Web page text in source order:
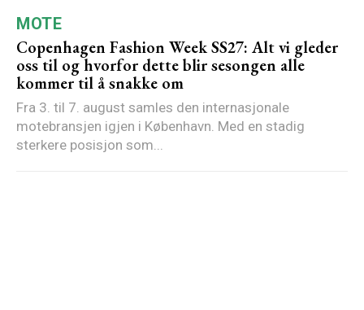
MOTE
Copenhagen Fashion Week SS27: Alt vi gleder
oss til og hvorfor dette blir sesongen alle
kommer til å snakke om
Fra 3. til 7. august samles den internasjonale
motebransjen igjen i København. Med en stadig
sterkere posisjon som...